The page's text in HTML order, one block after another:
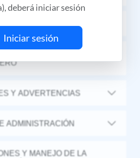
deberá iniciar sesión
Iniciar sesión
Y ADVERTENCIAS
ADMINISTRACIÓN
Y MANEJO DE LA